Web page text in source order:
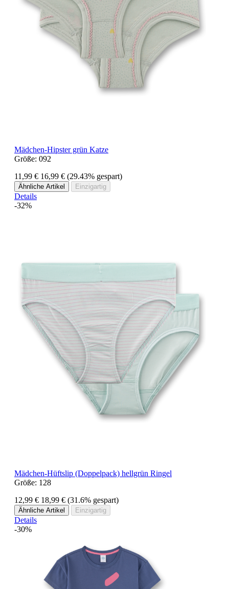
Mädchen-Hipster grün Katze
Größe: 092
11,99 € 16,99 € (29.43% gespart)
Ähnliche Artikel Einzigartig
Details
-32%
Mädchen-Hüftslip (Doppelpack) hellgrün Ringel
Größe: 128
12,99 € 18,99 € (31.6% gespart)
Ähnliche Artikel Einzigartig
Details
-30%